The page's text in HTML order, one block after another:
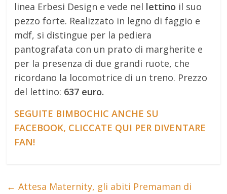
linea Erbesi Design e vede nel lettino il suo
pezzo forte. Realizzato in legno di faggio e
mdf, si distingue per la pediera
pantografata con un prato di margherite e
per la presenza di due grandi ruote, che
ricordano la locomotrice di un treno. Prezzo
del lettino: 637 euro.
SEGUITE BIMBOCHIC ANCHE SU
FACEBOOK, CLICCATE QUI PER DIVENTARE
FAN!
← Attesa Maternity, gli abiti Premaman di